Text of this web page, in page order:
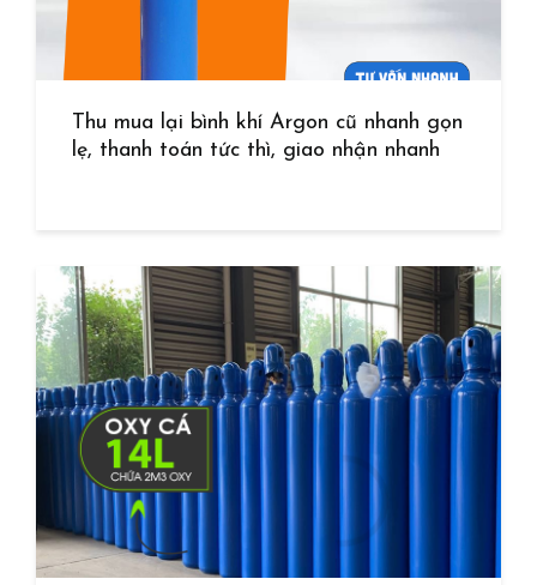
Thu mua lại bình khí Argon cũ nhanh gọn
lẹ, thanh toán tức thì, giao nhận nhanh